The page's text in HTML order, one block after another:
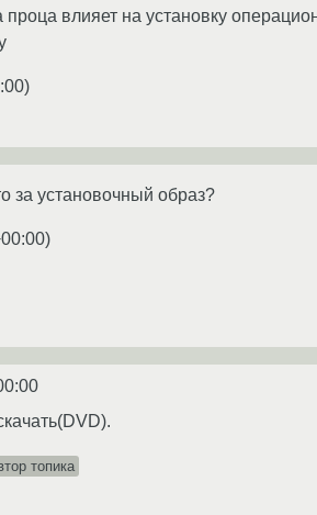
влияет на установку
)
за установочный образ?
)
топика